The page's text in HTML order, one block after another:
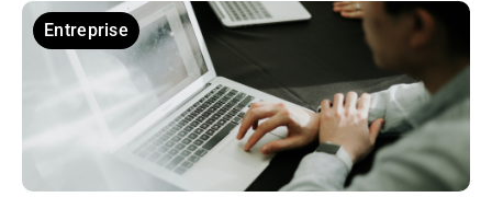
Entreprise